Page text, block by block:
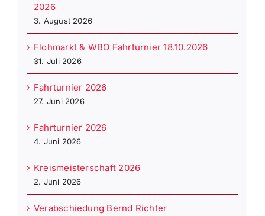
2026
3. August 2026
Flohmarkt & WBO Fahrturnier 18.10.2026
31. Juli 2026
Fahrturnier 2026
27. Juni 2026
Fahrturnier 2026
4. Juni 2026
Kreismeisterschaft 2026
2. Juni 2026
Verabschiedung Bernd Richter